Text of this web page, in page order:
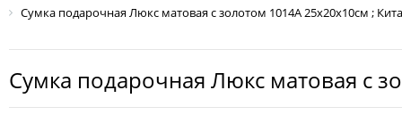
Сумка подарочная Люкс матовая с золотом 1014А 25х20х10см ;
Сумка подарочная Люкс матовая с